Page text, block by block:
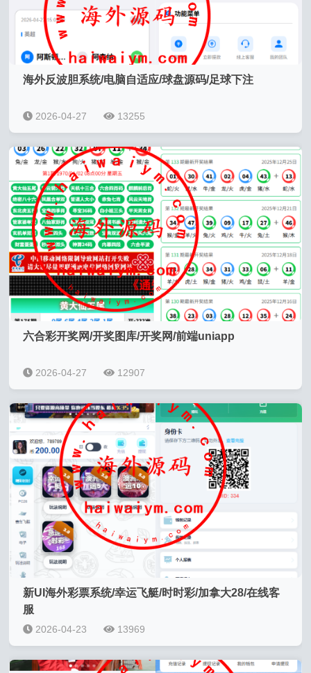
海外反波胆系统/电脑自适应/球盘源码/足球下注
2026-04-27 13255
六合彩开奖网/开奖图库/开奖网/前端uniapp
2026-04-27 12907
新UI海外彩票系统/幸运飞艇/时时彩/加拿大28/在线客
服
2026-04-23 13969